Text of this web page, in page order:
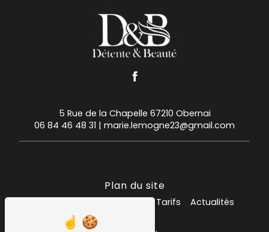
5 Rue de la Chapelle 67210 Obernai
06 84 46 48 31 | marie.lemogne23@gmail.com
Plan du site
Tarifs Actualités